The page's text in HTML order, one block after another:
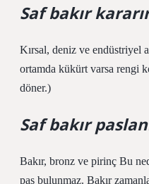
Saf bakır
Kırsal, deniz ve endüstriyel
ortamda kükürt varsa rengi
döner.)
Saf bakır
Bakır, bronz ve pirinç Bu
pas bulunmaz. Bakır